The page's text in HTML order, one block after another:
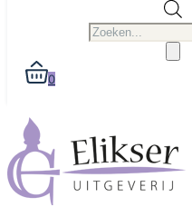
Producten
0